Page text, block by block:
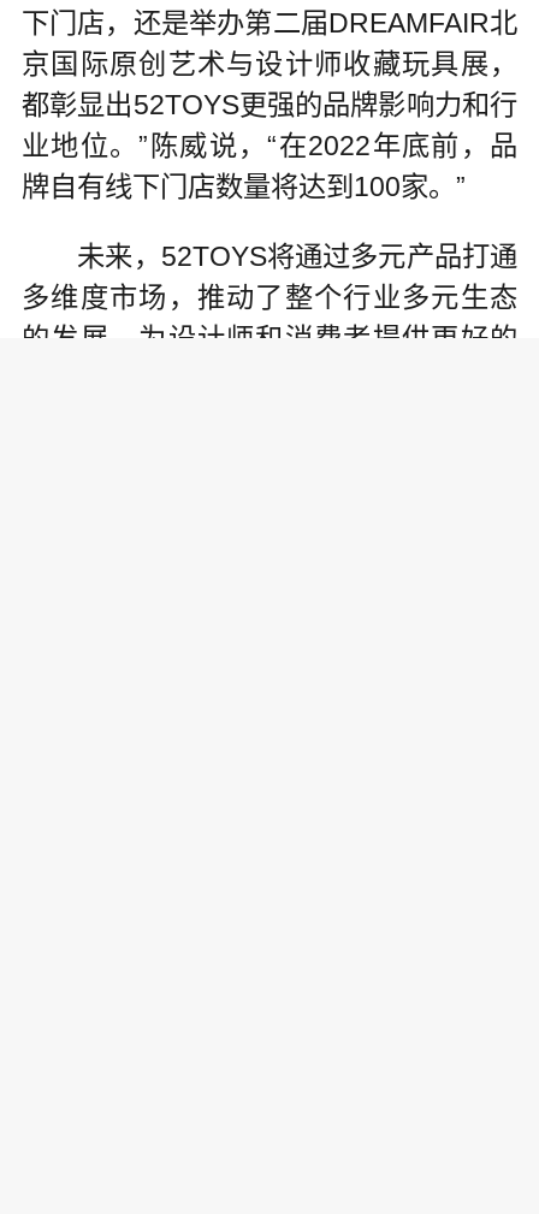
下门店，还是举办第二届DREAMFAIR北
京国际原创艺术与设计师收藏玩具展，
都彰显出52TOYS更强的品牌影响力和行
业地位。”陈威说，“在2022年底前，品
牌自有线下门店数量将达到100家。”
未来，52TOYS将通过多元产品打通
多维度市场，推动了整个行业多元生态
的发展，为设计师和消费者提供更好的